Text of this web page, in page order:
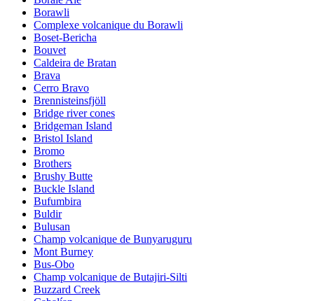
Borawli
Complexe volcanique du Borawli
Boset-Bericha
Bouvet
Caldeira de Bratan
Brava
Cerro Bravo
Brennisteinsfjöll
Bridge river cones
Bridgeman Island
Bristol Island
Bromo
Brothers
Brushy Butte
Buckle Island
Bufumbira
Buldir
Bulusan
Champ volcanique de Bunyaruguru
Mont Burney
Bus-Obo
Champ volcanique de Butajiri-Silti
Buzzard Creek